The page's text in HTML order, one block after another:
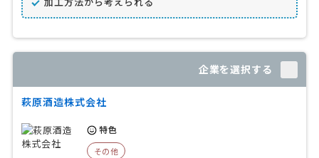
企業を選択する
萩原酒造株式会社
特色
その他